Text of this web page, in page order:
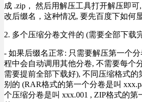
成 .zip， 然后用解压工具打开解压即
改后缀名，这种情况, 要先百度下如何
2. 多个压缩分卷文件的 (需要全部下载
- 如果后缀名正常: 只需要解压第一个
程中会自动调用其他分卷, 不需要每个
需要提前全部下载好), 不同压缩格式的
别的 (RAR格式的第一个分卷是叫
个压缩分卷是叫 xxx.001 , ZIP格式的第